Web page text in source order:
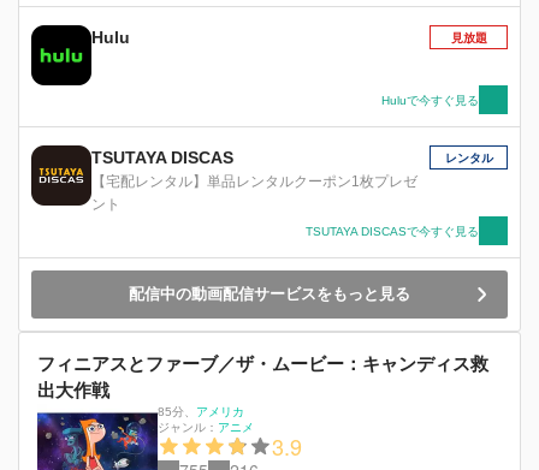
Hulu 見放題
Huluで今すぐ見る
TSUTAYA DISCAS
【宅配レンタル】単品レンタルクーポン1枚プレゼ
ント
レンタル
TSUTAYA DISCASで今すぐ見る
配信中の動画配信サービスをもっと見る
フィニアスとファーブ／ザ・ムービー：キャンディス救
出大作戦
85分
アメリカ
ジャンル： アニメ
3.9